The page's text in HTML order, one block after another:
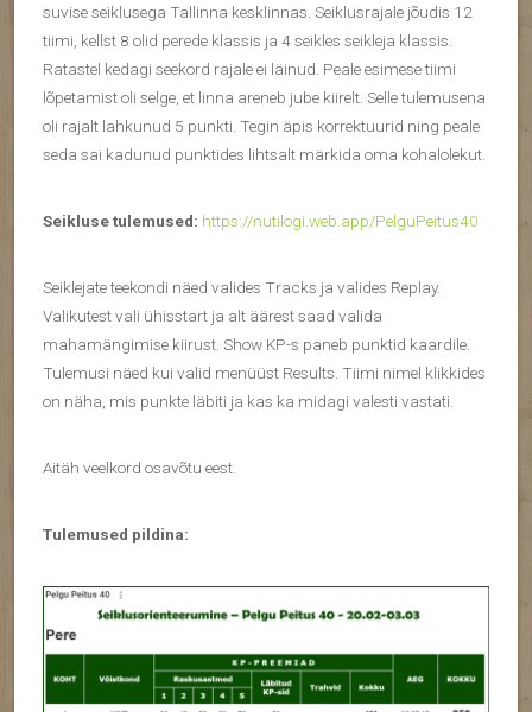
suvise seiklusega Tallinna kesklinnas. Seiklusrajale jõudis 12
tiimi, kellst 8 olid perede klassis ja 4 seikles seikleja klassis.
Ratastel kedagi seekord rajale ei läinud. Peale esimese tiimi
lõpetamist oli selge, et linna areneb jube kiirelt. Selle tulemusena
oli rajalt lahkunud 5 punkti. Tegin äpis korrektuurid ning peale
seda sai kadunud punktides lihtsalt märkida oma kohalolekut.
Seikluse tulemused: https://nutilogi.web.app/PelguPeitus40
Seiklejate teekondi näed valides Tracks ja valides Replay.
Valikutest vali ühisstart ja alt äärest saad valida
mahamängimise kiirust. Show KP-s paneb punktid kaardile.
Tulemusi näed kui valid menüüst Results. Tiimi nimel klikkides
on näha, mis punkte läbiti ja kas ka midagi valesti vastati.
Aitäh veelkord osavõtu eest.
Tulemused pildina: